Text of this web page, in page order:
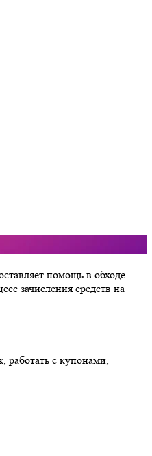
помощь в обходе
зачисления средств на
работать с купонами,